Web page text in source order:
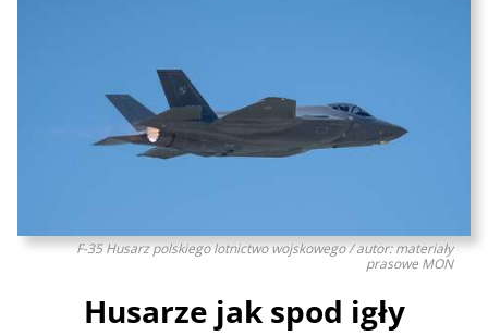
F-35 Husarz polskiego lotnictwo wojskowego / autor: materiały
prasowe MON
Husarze jak spod igły